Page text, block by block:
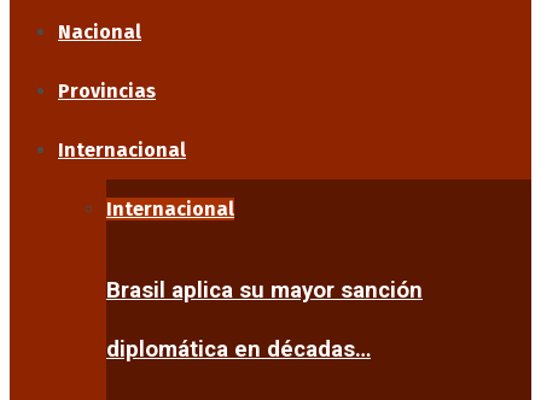
Nacional
Provincias
Internacional
Internacional
Brasil aplica su mayor sanción
diplomática en décadas…